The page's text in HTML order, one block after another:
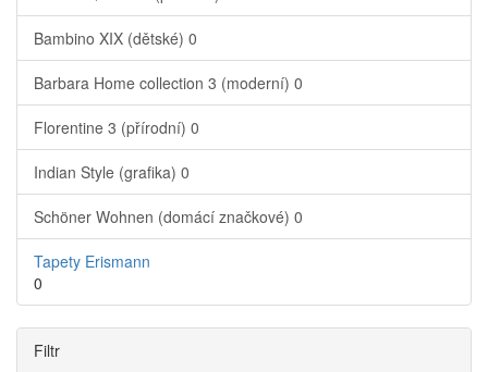
Bambino XIX (dětské) 0
Barbara Home collection 3 (moderní) 0
Florentine 3 (přírodní) 0
Indian Style (grafika) 0
Schöner Wohnen (domácí značkové) 0
Tapety Erismann
0
Filtr